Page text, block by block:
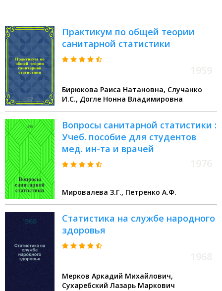
Практикум по общей теории
санитарной статистики
Бирюкова Раиса Натановна, Случанко
И.С., Догле Нонна Владимировна
Вопросы санитарной статистики :
Учеб. пособие для студентов
мед. ин-та и врачей
Мировалева З.Г., Петренко А.Ф.
Статистика на службе народного
здоровья
Мерков Аркадий Михайлович,
Сухаребский Лазарь Маркович